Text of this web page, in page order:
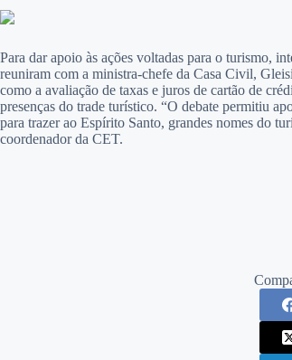
Para dar apoio às ações voltadas para o turismo,
reuniram com a ministra-chefe da Casa Civil,
como a avaliação de taxas e juros de cartão de
presenças do trade turístico. “O debate permitiu
para trazer ao Espírito Santo, grandes nomes do
coordenador da CET.